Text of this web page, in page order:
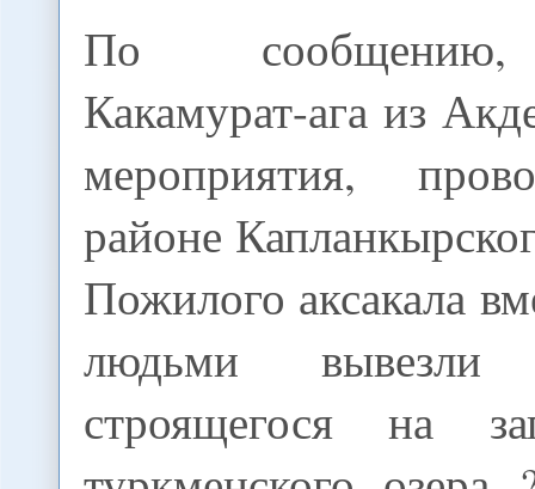
По сообщению,
Какамурат-ага из
мероприятия,
районе
Пожилого аксакала
людьми
строящегося на